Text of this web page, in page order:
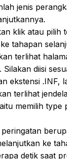
jenis
klik atau
tahapan
terlihat
Silakan diisi
ekstensi .INF,
terlihat
memilih
ke
detik saat